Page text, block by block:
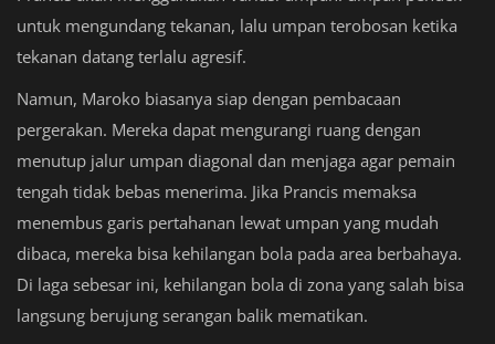
untuk mengundang tekanan, lalu umpan terobosan ketika
tekanan datang terlalu agresif.
Namun, Maroko biasanya siap dengan pembacaan
pergerakan. Mereka dapat mengurangi ruang dengan
menutup jalur umpan diagonal dan menjaga agar pemain
tengah tidak bebas menerima. Jika Prancis memaksa
menembus garis pertahanan lewat umpan yang mudah
dibaca, mereka bisa kehilangan bola pada area berbahaya.
Di laga sebesar ini, kehilangan bola di zona yang salah bisa
langsung berujung serangan balik mematikan.